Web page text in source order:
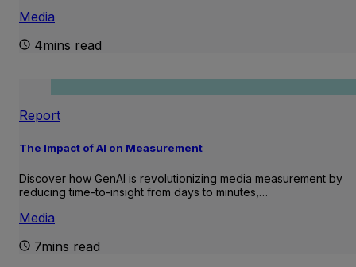
Media
4mins read
Report
The Impact of AI on Measurement
Discover how GenAI is revolutionizing media measurement by
reducing time-to-insight from days to minutes,…
Media
7mins read